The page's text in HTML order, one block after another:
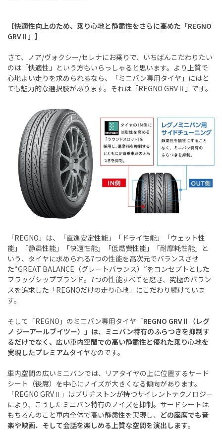
【快適性向上のため、乗り心地と静粛性をさらに高めた「REGNO
GRVⅡ」】
さて、ノア/ヴォクシー/セレナにお乗りで、いちばんこだわりたい
のは「快適性」という方もいらっしゃると思います。より上質で
心地よい走りを求められるなら、「ミニバン専用タイヤ」にはと
ても魅力的な選択肢があります。それは「REGNO GRVⅡ」です。
「REGNO」は、「直進安定性能」「ドライ性能」「ウェット性
能」「静粛性能」「快適性能」「低燃費性能」「耐摩耗性能」と
いう、タイヤに求められる7つの性能を高次元でバランスさせ
た“GREAT BALANCE（グレートバランス）”をコンセプトとした
フラッグシップブランド。7つの性能すべてを磨き、究極のバラン
スを追求した「REGNOだけの走り心地」にこだわり続けていま
す。
そして「REGNO」のミニバン専用タイヤ「REGNO GRVⅡ（レグ
ノ ジーアールブイツー）」は、ミニバン特有のふらつきを抑制す
るだけでなく、広い車内空間での高い静粛性と優れた乗り心地を
実現したプレミアムタイヤなのです。
車内空間の広いミニバンでは、リアタイヤの上に位置するサード
シート（後席）を中心にノイズが大きくなる傾向があります。
「REGNO GRVⅡ」はブリヂストンが持つサイレントテクノロジー
により、こうしたミニバン特有のノイズを抑制。サードシートは
もちろんのこと車内全体で高い静粛性を実現し、 どの座席でも音
楽や映画、そして会話を楽しめる上質な空間を演出します。